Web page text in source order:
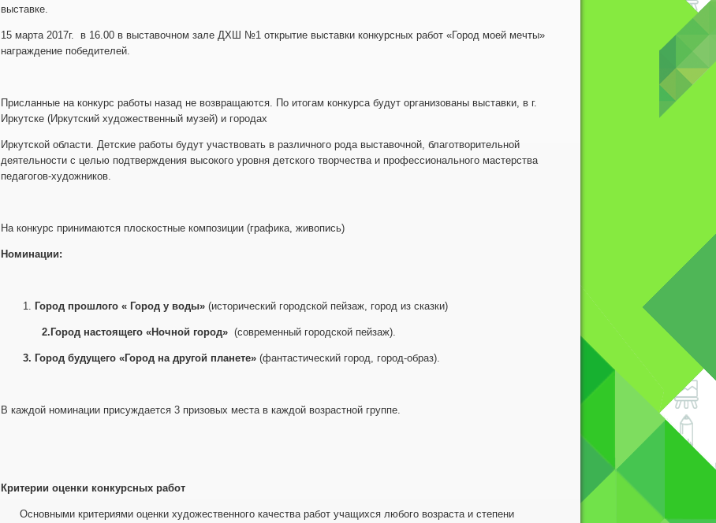
выставке.
15 марта 2017г. в 16.00 в выставочном зале ДХШ №1 открытие выставки конкурсных работ «Город моей мечты»
награждение победителей.
Присланные на конкурс работы назад не возвращаются. По итогам конкурса будут организованы выставки, в г.
Иркутске (Иркутский художественный музей) и городах
Иркутской области. Детские работы будут участвовать в различного рода выставочной, благотворительной
деятельности с целью подтверждения высокого уровня детского творчества и профессионального мастерства
педагогов-художников.
На конкурс принимаются плоскостные композиции (графика, живопись)
Номинации:
1. Город прошлого « Город у воды» (исторический городской пейзаж, город из сказки)
2.Город настоящего «Ночной город»(современный городской пейзаж).
3. Город будущего «Город на другой планете» (фантастический город, город-образ).
В каждой номинации присуждается 3 призовых места в каждой возрастной группе.
Критерии оценки конкурсных работ
Основными критериями оценки художественного качества работ учащихся любого возраста и степени